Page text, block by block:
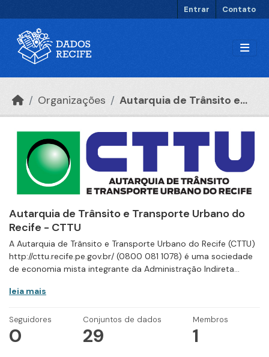
Entrar Contato
Organizações Autarquia de Trânsito e...
Autarquia de Trânsito e Transporte Urbano do
Recife - CTTU
A Autarquia de Trânsito e Transporte Urbano do Recife (CTTU)
http://cttu.recife.pe.gov.br/ (0800 081 1078) é uma sociedade
de economia mista integrante da Administração Indireta...
leia mais
Seguidores
0
Conjuntos de dados
29
Membros
1